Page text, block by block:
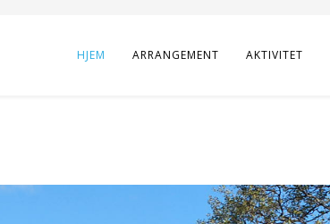
HJEM ARRANGEMENT AKTIVITET